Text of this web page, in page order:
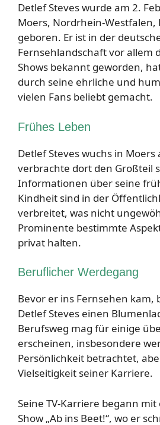
Detlef Steves wurde am 2.
Moers, Nordrhein-Westfalen,
geboren. Er ist in der
Fernsehlandschaft vor allem
Shows bekannt geworden,
durch seine ehrliche und
vielen Fans beliebt gemacht.
Frühes Leben
Detlef Steves wuchs in Moers
verbrachte dort den Großteil
Informationen über seine
Kindheit sind in der
verbreitet, was nicht
Prominente bestimmte
privat halten.
Beruflicher Werdegang
Bevor er ins Fernsehen kam,
Detlef Steves einen
Berufsweg mag für einige
erscheinen, insbesondere
Persönlichkeit betrachtet,
Vielseitigkeit seiner Karriere.
Seine TV-Karriere begann mit
Show „Ab ins Beet!“, wo er